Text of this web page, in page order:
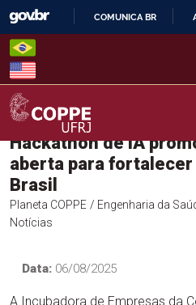
Skip
content
O
COMUNICA BR
COPPE – UFRJ
Hackathon de IA
aberta para fortalecer
Brasil
Planeta COPPE / Engenharia da
Notícias
Data: 06/08/2025
A Incubadora de Empresas da